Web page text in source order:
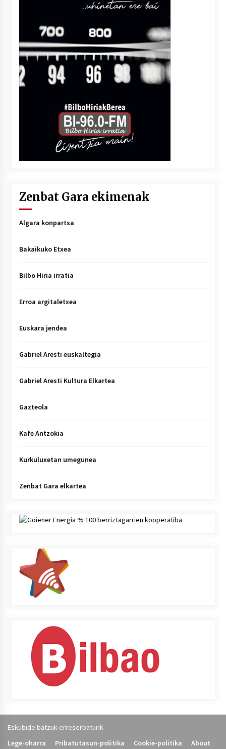
Zenbat Gara ekimenak
Algara konpartsa
Bakaikuko Etxea
Bilbo Hiria irratia
Erroa argitaletxea
Euskara jendea
Gabriel Aresti euskaltegia
Gabriel Aresti Kultura Elkartea
Gazteola
Kafe Antzokia
Kurkuluxetan umegunea
Zenbat Gara elkartea
Eskubide batzuk erreserbaturik
Lege-oharra
Pribatutasun-politika Cookie-politika About